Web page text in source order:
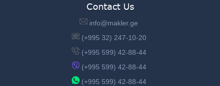
Contact Us
info@makler.ge
(+995 32) 247-10-20
(+995 599) 42-88-44
(+995 599) 42-88-44
(+995 599) 42-88-44